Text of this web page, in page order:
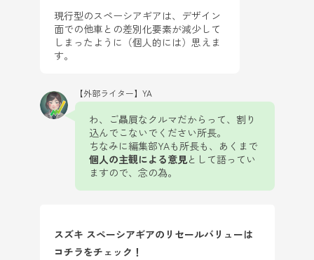
現行型のスペーシアギアは、デザイン
面での他車との差別化要素が減少して
しまったように（個人的には）思えま
す。
【外部ライター】YA
わ、ご贔屓なクルマだからって、割り
込んでこないでください所長。
ちなみに編集部YAも所長も、あくまで
個人の主観による意見として語ってい
ますので、念の為。
スズキ スペーシアギアのリセールバリューは
コチラをチェック！